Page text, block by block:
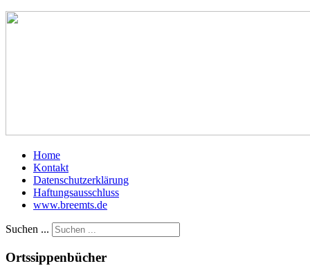
Home
Kontakt
Datenschutzerklärung
Haftungsausschluss
www.breemts.de
Suchen ...
Ortssippenbücher